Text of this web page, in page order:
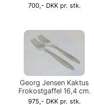
700,- DKK pr. stk.
Georg Jensen Kaktus
Frokostgaffel 16,4 cm.
975,- DKK pr. stk.